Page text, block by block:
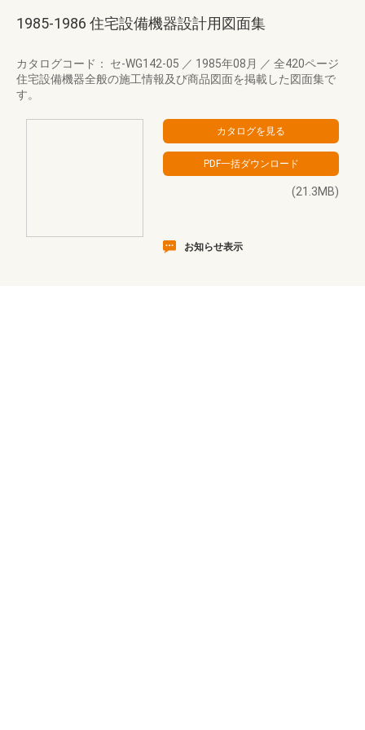
1985-1986 住宅設備機器設計用図面集
カタログコード： セ-WG142-05 ／ 1985年08月 ／ 全420ページ
住宅設備機器全般の施工情報及び商品図面を掲載した図面集で
す。
(21.3MB)
お知らせ表示